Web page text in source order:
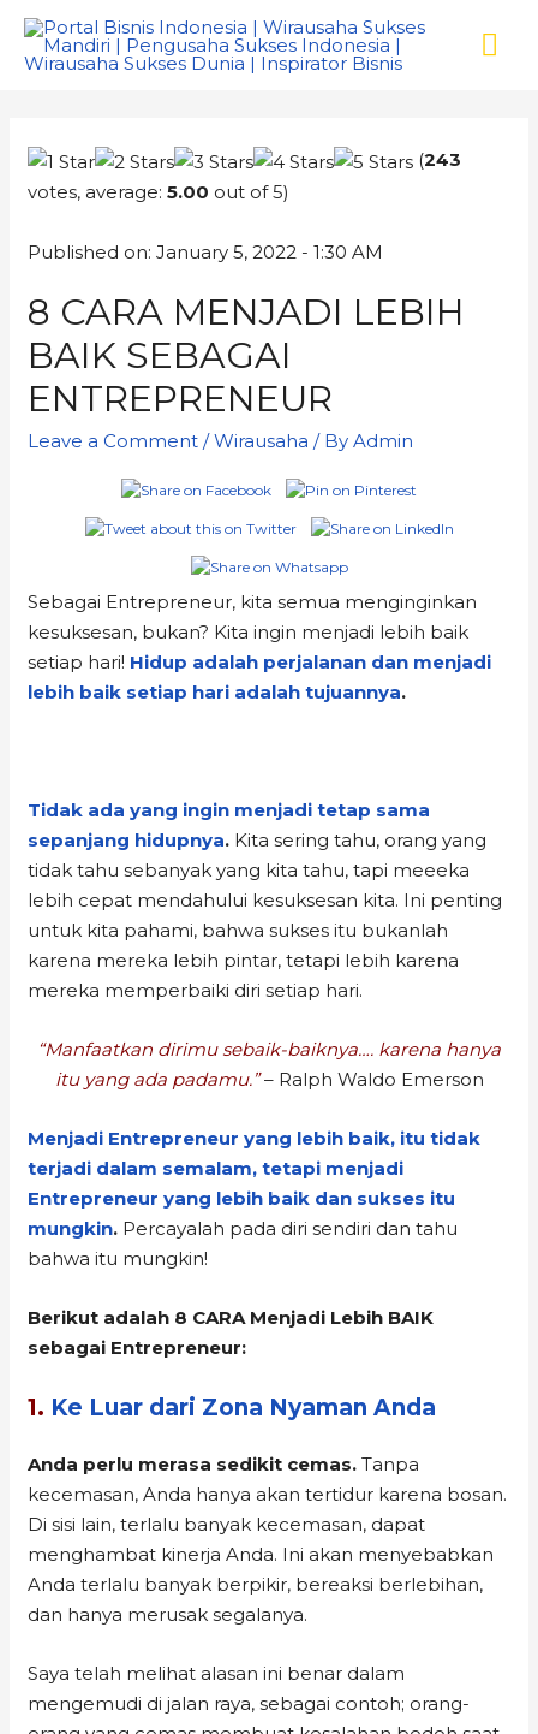
(243
votes, average:5.00 out of 5)
Published on: January 5, 2022 - 1:30 AM
8 CARA MENJADI LEBIH
BAIK SEBAGAI
ENTREPRENEUR
Leave a Comment /Wirausaha / ByAdmin
Sebagai Entrepreneur, kita semua menginginkan
kesuksesan, bukan? Kita ingin menjadi lebih baik
setiap hari! Hidup adalah perjalanan dan menjadi
lebih baik setiap hari adalah tujuannya.
Tidak ada yang ingin menjadi tetap sama
sepanjang hidupnya. Kita sering tahu, orang yang
tidak tahu sebanyak yang kita tahu, tapi meeeka
lebih cepat mendahului kesuksesan kita. Ini penting
untuk kita pahami, bahwa sukses itu bukanlah
karena mereka lebih pintar, tetapi lebih karena
mereka memperbaiki diri setiap hari.
“Manfaatkan dirimu sebaik-baiknya…. karena hanya
itu yang ada padamu.”– Ralph Waldo Emerson
Menjadi Entrepreneur yang lebih baik, itu tidak
terjadi dalam semalam, tetapi menjadi
Entrepreneur yang lebih baik dan sukses itu
mungkin. Percayalah pada diri sendiri dan tahu
bahwa itu mungkin!
Berikut adalah 8 CARA Menjadi Lebih BAIK
sebagai Entrepreneur:
1. Ke Luar dari Zona Nyaman Anda
Anda perlu merasa sedikit cemas. Tanpa
kecemasan, Anda hanya akan tertidur karena bosan.
Di sisi lain, terlalu banyak kecemasan, dapat
menghambat kinerja Anda. Ini akan menyebabkan
Anda terlalu banyak berpikir, bereaksi berlebihan,
dan hanya merusak segalanya.
Saya telah melihat alasan ini benar dalam
mengemudi di jalan raya, sebagai contoh; orang-